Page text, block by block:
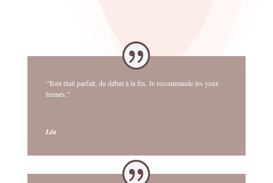
“Tout était parfait, du début à la fin. Je recommande les yeux
fermés.”
Léa